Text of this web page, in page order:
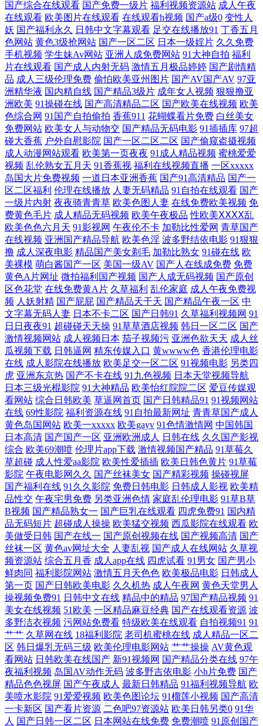
人大香蕉社区 天天操人兽 人人妻人人妻人人97 人人揉人人妻 蜜桃91网站
在线看 久久久久青青青草网 看片网站免费 激情文学丝袜AV社区 国产路线
专区 国产视频久久艹 东方四虎精品 超碰套图 日本porn性A爱V 欧日美综
欧美独立久久精品 九七人人操 韩日av小电影 丁香久久成人 人人干操美女
日韩99草 人妻色综合2026 麻豆传媒网址一区 色中色欧美 香蕉频蕉app 婷
婷探花久久精品一区 五月婷婷久久激情网 无码极射人妻 日韩无码高清专
区 色撸撸色色色色色网 日韩黄色网 人妻人人操 九九热这里有精品 黑丝妹
妹7891 超碰骑米人人人 wwwx人人人人艹 91福利电影在线观看 自拍国区
亚洲网站免费 亚洲91po 窝窝无码一二三区日本 日韩黄色a片网站 秋霞在
线观看 青青草免费线观 久草资源网站 精品国产自一区二区 福利社黄色视
频A片 福利天堂自拍 超碰久久 九色自拍网 国产欧美自拍a片 国产淫荡自
拍 福利社嫩草一二 av天棠网 91综合国产 88cn6m 亚洲欧美另类 色人妻影
音先锋 91国精品 自拍一页 新91网页版 日韩二级片 日日撸com 日韩9页 欧
亚美韩日 欧美日韩网址 久久中文国产嫩草久久 欧美卡一卡二 久久免费视
频精品店 福利色导航 俺去也理论网站 欧美精品第一页久久 久久精品欧美
精品 国产成人遭强自拍网 韩国干逼网 超碰黑料 91社福利视频 中文字幕电
影 日日操日日干 午夜达达兔秋霞 色色欧美 青娱乐导航网 狠狠色狠狠鲁
超碰人人揉 超碰XXX www99re热 91免费高清视频 五月天国产色 人人影
视网官网下载 人人操美女 欧美性爱天天干 加勒比乱性 成人精品狠狠 超碰
福利97 91资源 在线观看a级片 视频久久久 人人都爱操 99机热这里只有精
品 七七影视网 亚洲三级视频 亚洲人人射网免费 探花网址 色中色新地址
亚洲综合社区 午夜影院A片 三级久久网址 亚洲一区二区三区高清无码 91
看视频 伊人情人网 涩涩涩在线视频 久久大香蕉 91成人tv 有b吗一站二站
在线播放 午夜福利破处 日本伦理剧在线 手机看片伦理 人人入人人操 美女
网黄射 久草加勒比 国产乱女伦妇精品 大香蕉久久草 www青青草原 91香
国产综合在线观看 国产免费一级片 福利视频资源站 成人午夜
在线观看 欧美图片在线观看 在线观看h视频 国产a级0 变性人
妖 国产福利永久 日韩中文字幕观看 足交在线播放91 丁香五月
色网站 黄色3级抢网站 国产一区二区 日本一级婬片 久久免费
手机视频 学生妹Av网站 亚洲人成免费网站 91大神自拍 福利
片在线观看 国产成人内射无码 激情五月极品婷婷 国产剧情精
品 成人三级伦理免费 偷怕欧美亚州图片 国产AV国产AV 97亚
洲精华液 国内精自线 国产精品3级片 成年女人视频 狠狠撸亚
洲欧美 91操碰在线 国产高清精品二区 国产欧美在线视频 欧美
色综合网 91国产自拍偷拍 香蕉911 花蝴蝶看片免费 白丝美女
免费网站 欧美女人与动物交 国产精品无码电影 91插插库 97超
碰大香蕉 户外自慰影院 国产一区二区二区 国产偷窥盗摄视频
成人动漫网站观看 欧美第一页夜夜 91成人精品视频 蜜桃爱爱
视频 乱伦熟女五月天 91香蕉视 福利在线视频直播 一区xxxxx
岛国大片免费视频 一道日本亚洲香蕉 国产91高清精品 国产一
区二区福利 伦理在线播放 人妻无码精品 91自拍在线观看 国产
一级片内射 夜夜骑青青草 欧美色图人妻 在线免费欧美视频 免
费黄色毛片 成人精品无码视频 欧美午夜极品 性欧美ⅩⅩⅩⅩ乱
欧美色色六月天 91影视网 午夜伦不卡 加勒比性爱网 青草国产
在线视频 亚洲国产精品导航 欧美色淫 波多野结依电影 91狠狠
撸 成人深夜电影 精品国产美女剃毛 加勒比熟女 91碰在线 欧
美裸模 萌白酱国产一区 美国一级AV 国产人在线成免费 免费
黄色A片网址 微拍福利国产视频 国产人成无码视频 国产原创
区色花堂 在线免费黄A片 久草福利 乱伦家庭 成人午夜免费视
频 人妖射精 国产屁屁 国产精品天干天 国产精品午夜一区 中
文字幕无码人妻 日本不卡二区 国产日韩91 久草福利视频网 91
日日夜夜91 超碰碰天天操 91草草酒店视频 韩日一区二区 国产
激情视频网站 成人视频日本 茄子视频污 亚洲色欲天天 成人丝
瓜视频下载 日韩逼网 精东传媒入口 黄wwww色 香港伦理电影
在线 成人影院在线播放 欧美足交一区二区 91视频电影 另类四
虎 亚洲东京热 国产不卡在线 91九色视频 日本天堂视频导航
日本三级光棍影院 91大神精品 欧美怡红院院二区 爱豆传媒观
看网站 综合日韩欧美 草逼网首页 国产日韩精品91 91视频网站
在线 69性影院 福利资源在线 91自拍最新网址 青青草国产成人
黄色岛国网站 欧美一xxxxx 欧美gayv 91色情激情网 中国韩国
日本高清 国产国产一区 亚洲欧洲成人 日韩在线 久久国产影视
综合 欧美69潮喷 伦理片app下载 激情视频国产精品 91草莓久
草超碰 成人性爱aa影院 欧美性爱插插 欧美日韩色黄片 91草莓
影院 午夜电影网久久 国产丝袜美女 国产精彩视频 操碰视屏
国产福利在线 91久久影院 免费日韩电影 日韩成人影视 欧美精
品性交 午夜宅男免费 另类亚洲色情 家庭乱伦理电影 91草B草
B视频 国产精品熟女一 国产巨乳在线观看 四虎免费91 国内精
品无码短片 超碰成人操操 欧美猛交视频 西瓜影院在线观看 欧
美做受日韩 国产在线一 国产原创视频在线 国产视频高清 国产
丝袜一区 黄色av网址大全 人妻乱视 国产成人在线网站 久草视
频资源站 综合五月香 成人app在线 四虎试看 91男女 国产男小
鲜肉同 福利影院网站 激情五月天色色 欧美极品电影 日韩成人
第一页 国产日韩欧美电影 久久机热 成人午夜网 黄色天堂男人
操视频免费91 日韩中文在线 精品中的精品 97国产精品视频 91
美女在线视频 51欧美 一区精品麻豆经典 国产在线观看资源 波
多野洁衣视频 污网站免费看 特级欧美在线观看 自拍视频91 91
艹艹 久草网在线 18福利影院 老司机蜜桃在线 成人精品一区二
区 韩日爆乳无码三级 欧美伦理电影网站 艹艹操操 AV黄色观
看网站 日韩欧美在线国产 新91视频网 国产精品分类在线 97午
夜福利视频 岛国AV动作无码 波多野吉依电影 小h片免费 国产
精品色色视屏 国产午夜成人 最新日韩精品 91福利视频导航 欧
美喷水影院 91爱爱视频 欧美色图论坛 91榴莲小视频 国产高清
一卡新区 国产看片资源 二色吧97资源站 欧美日韩另类0 91华
人 国产日韩一区二区 日本网站在线免费 免费潮喷 91原创国产